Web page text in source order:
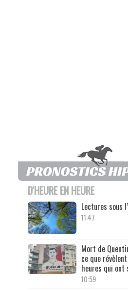
D'HEURE EN HEURE
Lectures sous
11:47
Mort de
ce que
heures qui
10:59